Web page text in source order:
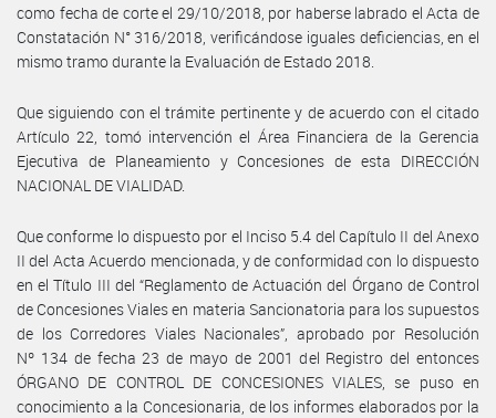
como fecha de corte el 29/10/2018, por haberse labrado el Acta de
Constatación N° 316/2018, verificándose iguales deficiencias, en el
mismo tramo durante la Evaluación de Estado 2018.
Que siguiendo con el trámite pertinente y de acuerdo con el citado
Artículo 22, tomó intervención el Área Financiera de la Gerencia
Ejecutiva de Planeamiento y Concesiones de esta DIRECCIÓN
NACIONAL DE VIALIDAD.
Que conforme lo dispuesto por el Inciso 5.4 del Capítulo II del Anexo
II del Acta Acuerdo mencionada, y de conformidad con lo dispuesto
en el Título III del “Reglamento de Actuación del Órgano de Control
de Concesiones Viales en materia Sancionatoria para los supuestos
de los Corredores Viales Nacionales”, aprobado por Resolución
Nº 134 de fecha 23 de mayo de 2001 del Registro del entonces
ÓRGANO DE CONTROL DE CONCESIONES VIALES, se puso en
conocimiento a la Concesionaria, de los informes elaborados por la